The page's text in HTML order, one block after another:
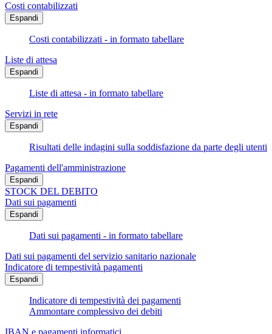
Costi contabilizzati
Espandi
Costi contabilizzati - in formato tabellare
Liste di attesa
Espandi
Liste di attesa - in formato tabellare
Servizi in rete
Espandi
Risultati delle indagini sulla soddisfazione da parte degli utenti
Pagamenti dell'amministrazione
Espandi
STOCK DEL DEBITO
Dati sui pagamenti
Espandi
Dati sui pagamenti - in formato tabellare
Dati sui pagamenti del servizio sanitario nazionale
Indicatore di tempestività pagamenti
Espandi
Indicatore di tempestività dei pagamenti
Ammontare complessivo dei debiti
IBAN e pagamenti informatici